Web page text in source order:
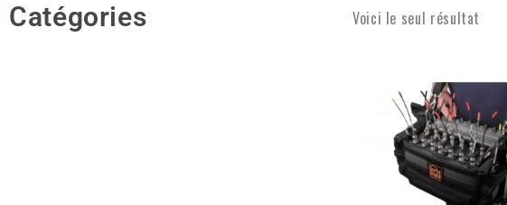
Catégories Voici le seul résultat